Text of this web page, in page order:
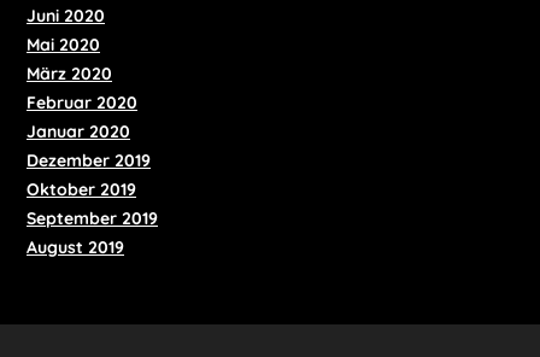
Juni 2020
Mai 2020
März 2020
Februar 2020
Januar 2020
Dezember 2019
Oktober 2019
September 2019
August 2019